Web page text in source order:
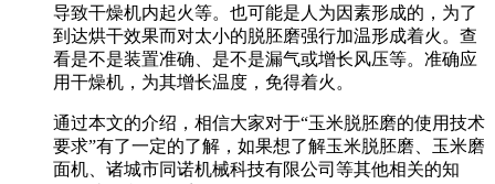
导致干燥机内起火等。也可能是人为因素形成的，为了
到达烘干效果而对太小的脱胚磨强行加温形成着火。查
看是不是装置准确、是不是漏气或增长风压等。准确应
用干燥机，为其增长温度，免得着火。
通过本文的介绍，相信大家对于“玉米脱胚磨的使用技术
要求”有了一定的了解，如果想了解玉米脱胚磨、玉米磨
面机、诸城市同诺机械科技有限公司等其他相关的知